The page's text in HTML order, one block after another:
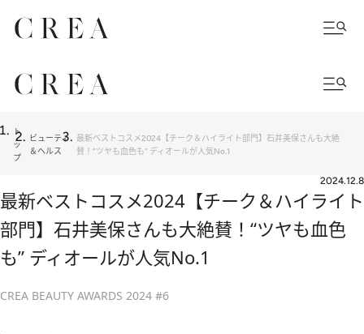
ト
ッ
プ
ビューティ
＆ヘルス
最新ベストコスメ2024【チーク＆ハイライト部門】石井美保さんも大絶
賛！“ツヤも血色も” ディオールが人気No.1
2024.12.8
最新ベストコスメ2024【チーク＆ハイライト
部門】石井美保さんも大絶賛！“ツヤも血色
も” ディオールが人気No.1
CREA BEAUTY AWARDS 2024 #6